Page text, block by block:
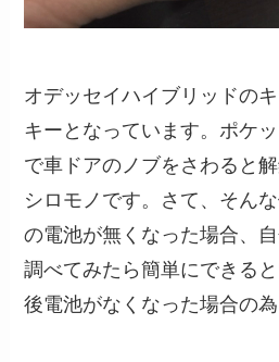
オデッセイハイブリッドの
キーとなっています。ポケ
で車ドアのノブをさわると
シロモノです。さて、そん
の電池が無くなった場合、
調べてみたら簡単にできる
後電池がなくなった場合の為